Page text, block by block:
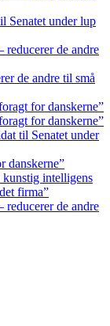
Senatet under lup
reducerer de andre
de andre til små
for danskerne”
for danskerne”
til Senatet under
danskerne”
kunstig intelligens
firma”
reducerer de andre